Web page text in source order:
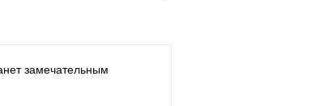
замечательным